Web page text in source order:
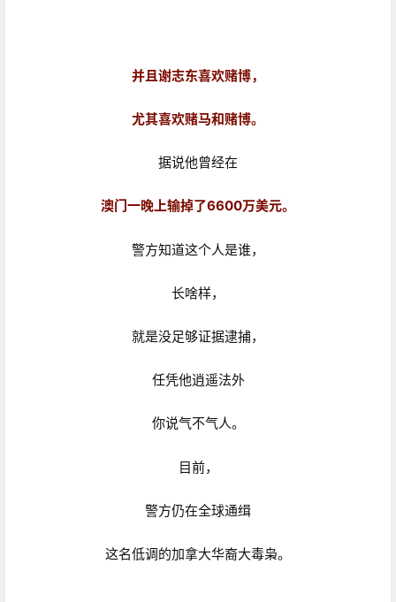
并且谢志东喜欢赌博，
尤其喜欢赌马和赌博。
据说他曾经在
澳门一晚上输掉了6600万美元。
警方知道这个人是谁，
长啥样，
就是没足够证据逮捕，
任凭他逍遥法外
你说气不气人。
目前，
警方仍在全球通缉
这名低调的加拿大华裔大毒枭。